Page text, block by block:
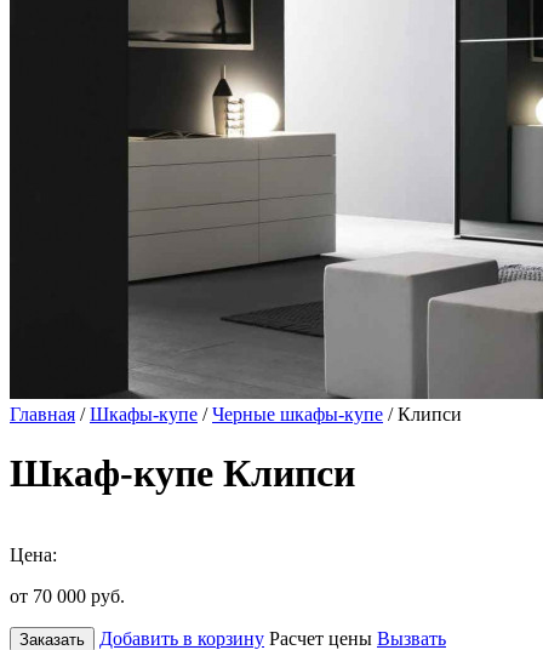
Главная /Шкафы-купе /Черные шкафы-купе / Клипси
Шкаф-купе Клипси
Цена:
от 70 000 руб.
Заказать Добавить в корзину Расчет цены Вызвать